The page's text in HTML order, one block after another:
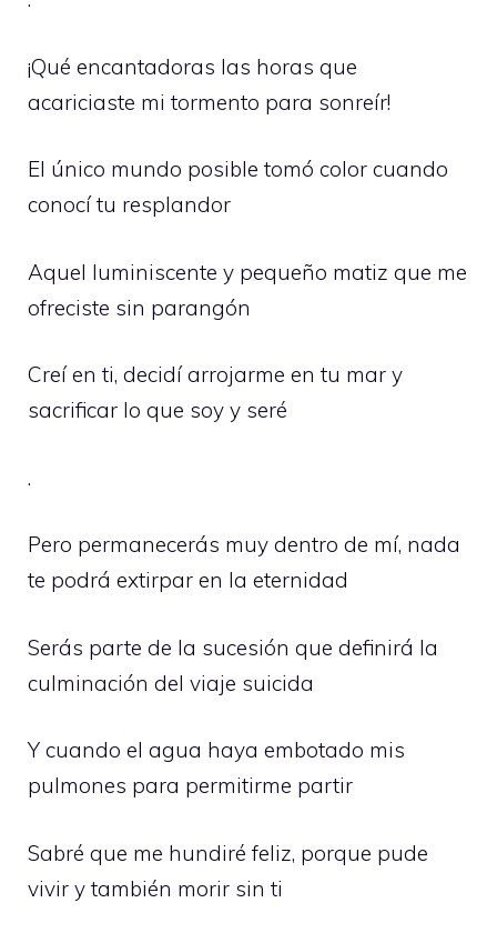
¡Qué encantadoras las horas que
acariciaste mi tormento para sonreír!
El único mundo posible tomó color cuando
conocí tu resplandor
Aquel luminiscente y pequeño matiz que me
ofreciste sin parangón
Creí en ti, decidí arrojarme en tu mar y
sacrificar lo que soy y seré
.
Pero permanecerás muy dentro de mí, nada
te podrá extirpar en la eternidad
Serás parte de la sucesión que definirá la
culminación del viaje suicida
Y cuando el agua haya embotado mis
pulmones para permitirme partir
Sabré que me hundiré feliz, porque pude
vivir y también morir sin ti